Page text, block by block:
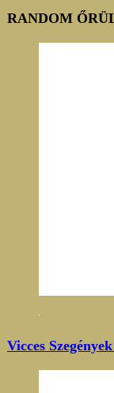
articles
RANDOM
Vicces